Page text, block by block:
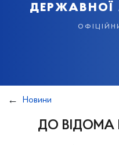
державної
Новини
ДО ВІДОМА